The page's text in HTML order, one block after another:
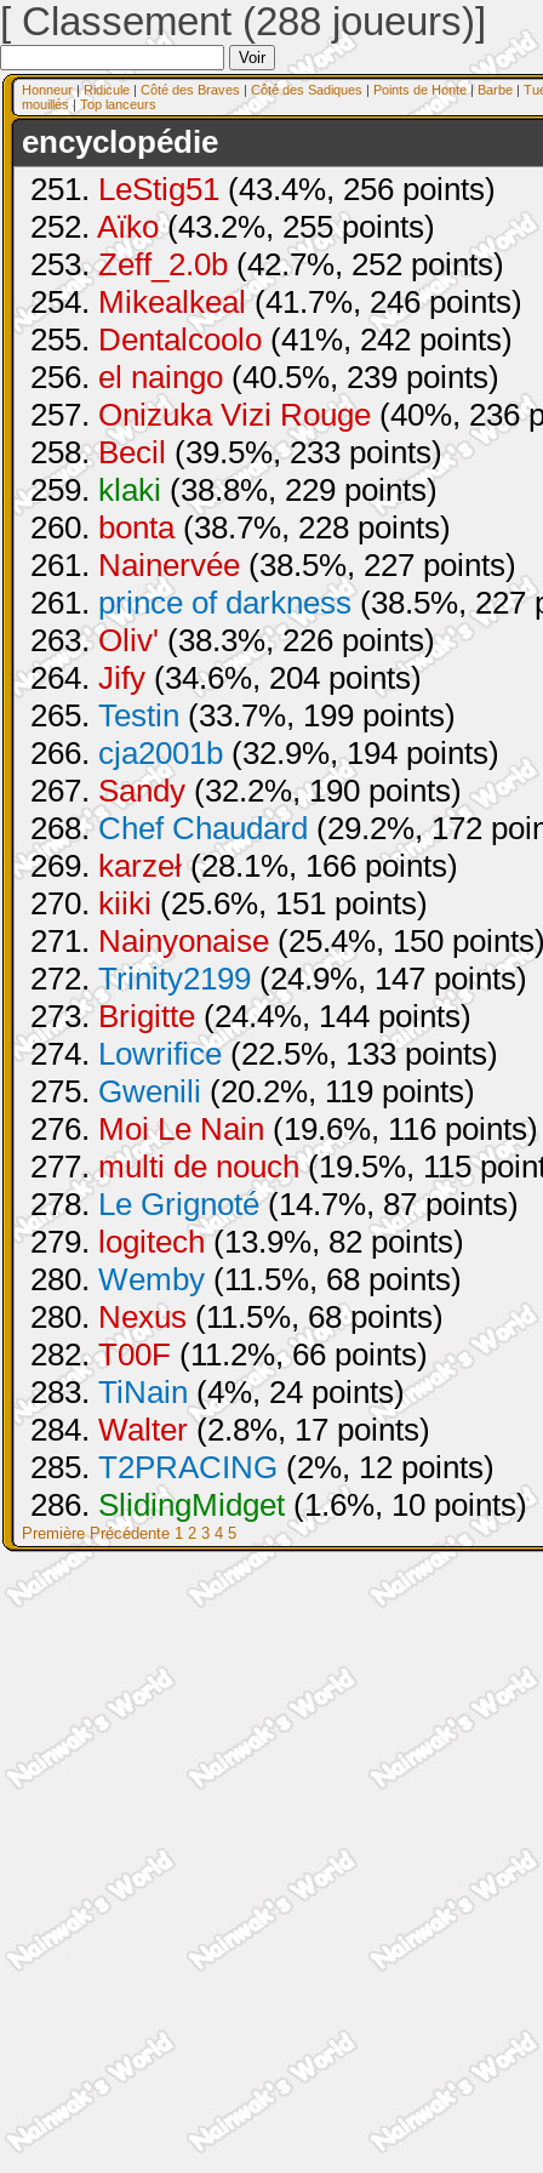
[ Classement (288 joueurs)]
Honneur|Ridicule | Côté des Braves | Côté des Sadiques | Points de Honte| Barbe |
mouillés| Top lanceurs
encyclopédie
251. LeStig51 (43.4%, 256 points)
252. Aïko(43.2%, 255 points)
253.Zeff_2.0b (42.7%, 252 points)
254. Mikealkeal(41.7%, 246 points)
255. Dentalcoolo (41%, 242 points)
256. el naingo (40.5%, 239 points)
257. Onizuka Vizi Rouge (40%, 236
258.Becil (39.5%, 233 points)
259. klaki (38.8%, 229 points)
260. bonta(38.7%, 228 points)
261. Nainervée (38.5%, 227 points)
261. prince of darkness(38.5%, 227
263.Oliv' (38.3%, 226 points)
264. Jify (34.6%, 204 points)
265. Testin (33.7%, 199 points)
266. cja2001b (32.9%, 194 points)
267. Sandy (32.2%, 190 points)
268.Chef Chaudard (29.2%, 172
269. karzeł (28.1%, 166 points)
270. kiiki (25.6%, 151 points)
271. Nainyonaise (25.4%, 150
272.Trinity2199 (24.9%, 147 points)
273. Brigitte (24.4%, 144 points)
274. Lowrifice(22.5%, 133 points)
275. Gwenili (20.2%, 119 points)
276. Moi Le Nain (19.6%, 116 points)
277.multi de nouch(19.5%, 115
278. Le Grignoté(14.7%, 87 points)
279. logitech(13.9%, 82 points)
280. Wemby (11.5%, 68 points)
280. Nexus (11.5%, 68 points)
282.T00F (11.2%, 66 points)
283. TiNain (4%, 24 points)
284. Walter(2.8%, 17 points)
285. T2PRACING (2%, 12 points)
286. SlidingMidget (1.6%, 10 points)
Première Précédente 1 2 3 4 5